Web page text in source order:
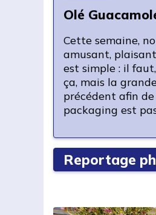
Olé
Cette semaine,
amusant,
est simple : il
ça, mais la
précédent afin de
packaging est
Reportage